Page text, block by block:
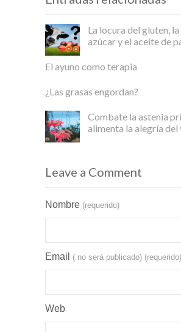
La locura del gluten,
azúcar y el aceite de
El ayuno como terapia
¿Las grasas engordan?
Combate la astenia
alimenta la alegría del
Leave a Comment
Nombre (requerido)
Email ( no será publicado) (requerido)
Web